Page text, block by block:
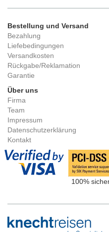
Bestellung und Versand
Bezahlung
Liefebedingungen
Versandkosten
Rückgabe/Reklamation
Garantie
Über uns
Firma
Team
Impressum
Datenschutzerklärung
Kontakt
100%